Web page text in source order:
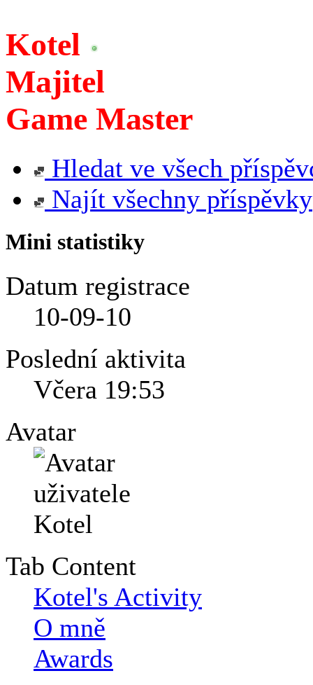
Kotel
Majitel
Game Master
Hledat ve všech
Najít všechny příspěvky
Mini statistiky
Datum registrace
10-09-10
Poslední aktivita
Včera 19:53
Avatar
Tab Content
Kotel's Activity
O mně
Awards